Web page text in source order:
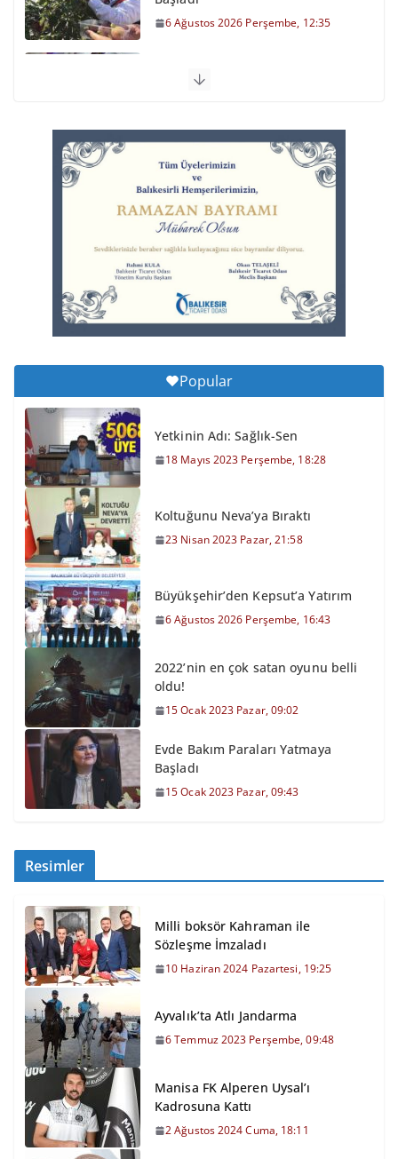
6 Ağustos 2026 Perşembe, 12:35
Otomobil Şarampole Devrildi
Balıkesirspor Sevdası İçin
Memleket Tek Yürek
6 Ağustos 2026 Perşembe, 11:51
Büyükşehir’den Kepsut’a Yatırım
6 Ağustos 2026 Perşembe, 16:43
Popular
Yetkinin Adı: Sağlık-Sen
18 Mayıs 2023 Perşembe, 18:28
Koltuğunu Neva’ya Bıraktı
23 Nisan 2023 Pazar, 21:58
Büyükşehir’den Kepsut’a Yatırım
6 Ağustos 2026 Perşembe, 16:43
2022’nin en çok satan oyunu belli
oldu!
15 Ocak 2023 Pazar, 09:02
Evde Bakım Paraları Yatmaya
Başladı
15 Ocak 2023 Pazar, 09:43
Resimler
Milli boksör Kahraman ile
Sözleşme İmzaladı
10 Haziran 2024 Pazartesi, 19:25
Ayvalık’ta Atlı Jandarma
6 Temmuz 2023 Perşembe, 09:48
Manisa FK Alperen Uysal’ı
Kadrosuna Kattı
2 Ağustos 2024 Cuma, 18:11